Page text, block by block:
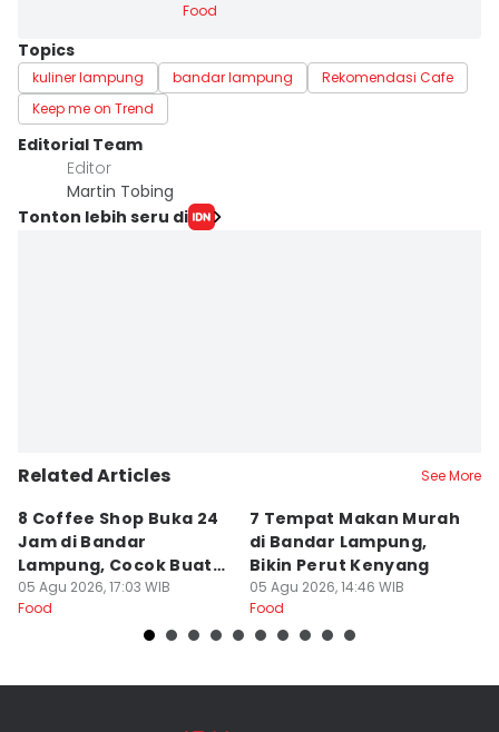
Food
Topics
kuliner lampung bandar lampung
Rekomendasi Cafe
Keep me on Trend
Editorial Team
Editor
Martin Tobing
Tonton lebih seru di
Related Articles See More
8 Coffee Shop Buka 24
Jam di Bandar
Lampung, Cocok Buat
Begadang
05 Agu 2026, 17:03 WIB
Food
7 Tempat Makan Murah
di Bandar Lampung,
Bikin Perut Kenyang
05 Agu 2026, 14:46 WIB
Food